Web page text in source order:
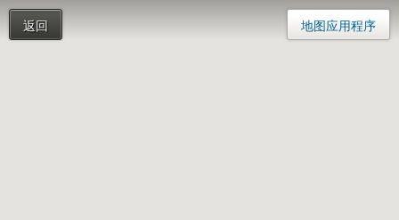
返回 地图应用程序